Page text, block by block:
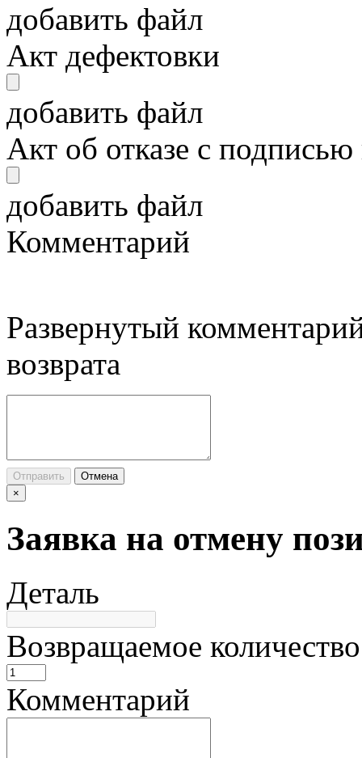
добавить файл
Акт дефектовки
добавить файл
Акт об отказе с
добавить файл
Комментарий
Развернутый
возврата
Отправить
Отмена
×
Заявка на отмену
Деталь
Возвращаемое количество
Комментарий